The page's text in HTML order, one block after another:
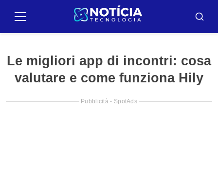
paraMenu
Le migliori app di incontri: cosa
valutare e come funziona Hily
Pubblicità - SpotAds